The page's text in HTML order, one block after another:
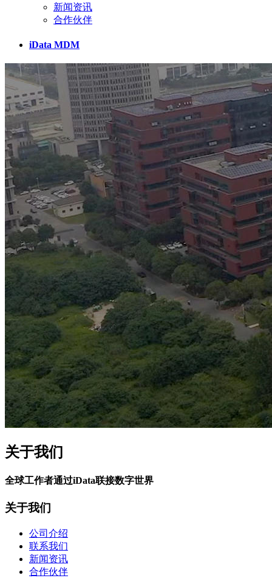
新闻资讯
合作伙伴
iData MDM
关于我们
全球工作者通过iData联接数字世界
关于我们
公司介绍
联系我们
新闻资讯
合作伙伴